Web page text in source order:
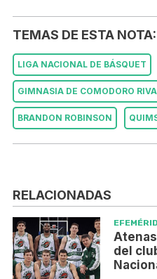
TEMAS DE ESTA NOTA:
LIGA NACIONAL DE BÁSQUET
GIMNASIA DE COMODORO
BRANDON ROBINSON
RELACIONADAS
del